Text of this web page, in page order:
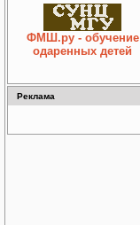
ФМШ.ру - обучение
одаренных детей
Реклама